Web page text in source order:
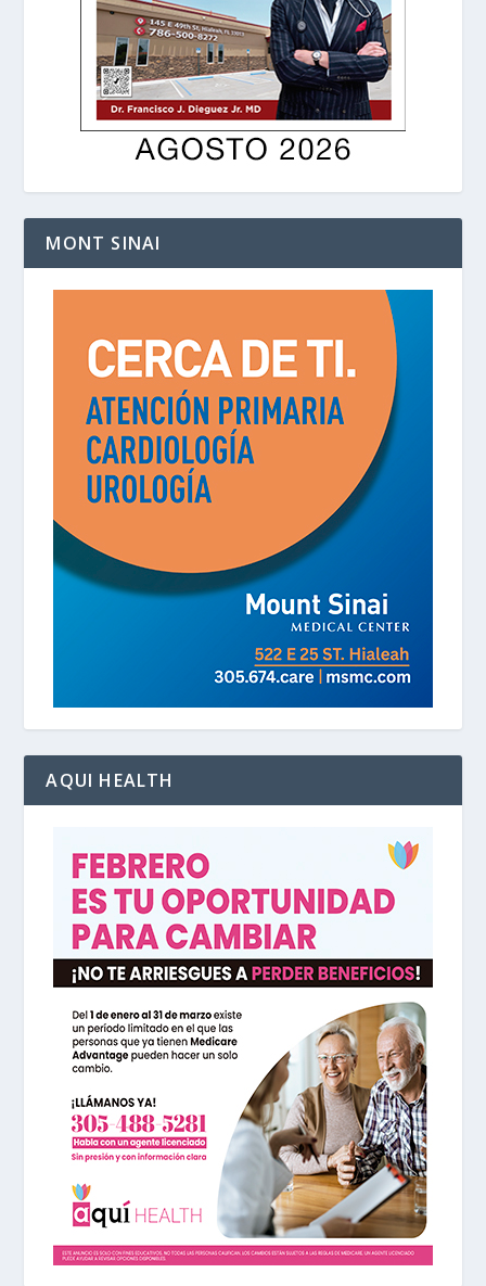
MONT SINAI
AQUI HEALTH